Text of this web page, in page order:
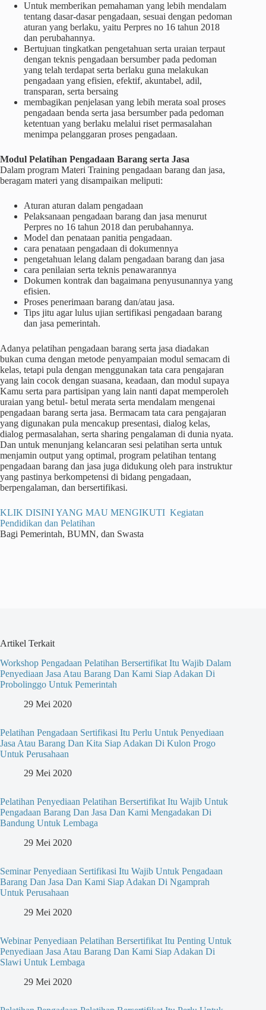
Untuk memberikan pemahaman yang lebih mendalam
tentang dasar-dasar pengadaan, sesuai dengan pedoman
aturan yang berlaku, yaitu Perpres no 16 tahun 2018
dan perubahannya.
Bertujuan tingkatkan pengetahuan serta uraian terpaut
dengan teknis pengadaan bersumber pada pedoman
yang telah terdapat serta berlaku guna melakukan
pengadaan yang efisien, efektif, akuntabel, adil,
transparan, serta bersaing
membagikan penjelasan yang lebih merata soal proses
pengadaan benda serta jasa bersumber pada pedoman
ketentuan yang berlaku melalui riset permasalahan
menimpa pelanggaran proses pengadaan.
Modul Pelatihan Pengadaan Barang serta Jasa
Dalam program Materi Training pengadaan barang dan jasa,
beragam materi yang disampaikan meliputi:
Aturan aturan dalam pengadaan
Pelaksanaan pengadaan barang dan jasa menurut
Perpres no 16 tahun 2018 dan perubahannya.
Model dan penataan panitia pengadaan.
cara penataan pengadaan di dokumennya
pengetahuan lelang dalam pengadaan barang dan jasa
cara penilaian serta teknis penawarannya
Dokumen kontrak dan bagaimana penyusunannya yang
efisien.
Proses penerimaan barang dan/atau jasa.
Tips jitu agar lulus ujian sertifikasi pengadaan barang
dan jasa pemerintah.
Adanya pelatihan pengadaan barang serta jasa diadakan
bukan cuma dengan metode penyampaian modul semacam di
kelas, tetapi pula dengan menggunakan tata cara pengajaran
yang lain cocok dengan suasana, keadaan, dan modul supaya
Kamu serta para partisipan yang lain nanti dapat memperoleh
uraian yang betul- betul merata serta mendalam mengenai
pengadaan barang serta jasa. Bermacam tata cara pengajaran
yang digunakan pula mencakup presentasi, dialog kelas,
dialog permasalahan, serta sharing pengalaman di dunia nyata.
Dan untuk menunjang kelancaran sesi pelatihan serta untuk
menjamin output yang optimal, program pelatihan tentang
pengadaan barang dan jasa juga didukung oleh para instruktur
yang pastinya berkompetensi di bidang pengadaan,
berpengalaman, dan bersertifikasi.
KLIK DISINI YANG MAU MENGIKUTI Kegiatan
Pendidikan dan Pelatihan
Bagi Pemerintah, BUMN, dan Swasta
Artikel Terkait
Workshop Pengadaan Pelatihan Bersertifikat Itu Wajib Dalam
Penyediaan Jasa Atau Barang Dan Kami Siap Adakan Di
Probolinggo Untuk Pemerintah
29 Mei 2020
Pelatihan Pengadaan Sertifikasi Itu Perlu Untuk Penyediaan
Jasa Atau Barang Dan Kita Siap Adakan Di Kulon Progo
Untuk Perusahaan
29 Mei 2020
Pelatihan Penyediaan Pelatihan Bersertifikat Itu Wajib Untuk
Pengadaan Barang Dan Jasa Dan Kami Mengadakan Di
Bandung Untuk Lembaga
29 Mei 2020
Seminar Penyediaan Sertifikasi Itu Wajib Untuk Pengadaan
Barang Dan Jasa Dan Kami Siap Adakan Di Ngamprah
Untuk Perusahaan
29 Mei 2020
Webinar Penyediaan Pelatihan Bersertifikat Itu Penting Untuk
Penyediaan Jasa Atau Barang Dan Kami Siap Adakan Di
Slawi Untuk Lembaga
29 Mei 2020